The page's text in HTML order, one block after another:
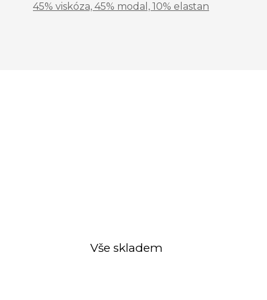
45% viskóza, 45% modal, 10% elastan
Vše skladem